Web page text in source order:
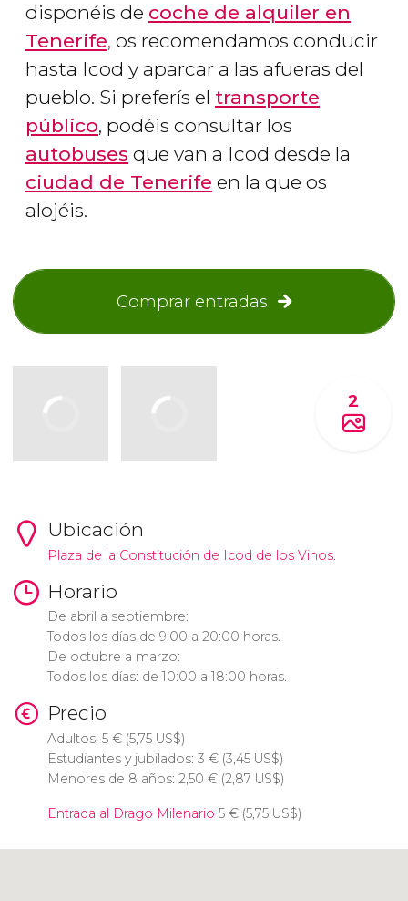
disponéis de coche de alquiler en
Tenerife, os recomendamos conducir
hasta Icod y aparcar a las afueras del
pueblo. Si preferís el transporte
público, podéis consultar los
autobuses que van a Icod desde la
ciudad de Tenerife en la que os
alojéis.
Comprar entradas
2
Ubicación
Plaza de la Constitución de Icod de los Vinos.
Horario
De abril a septiembre:
Todos los días de 9:00 a 20:00 horas.
De octubre a marzo:
Todos los días: de 10:00 a 18:00 horas.
Precio
Adultos: 5 €(5,75 US$)
Estudiantes y jubilados: 3 €(3,45 US$)
Menores de 8 años: 2,50 €(2,87 US$)
Entrada al Drago Milenario 5 €(5,75 US$)